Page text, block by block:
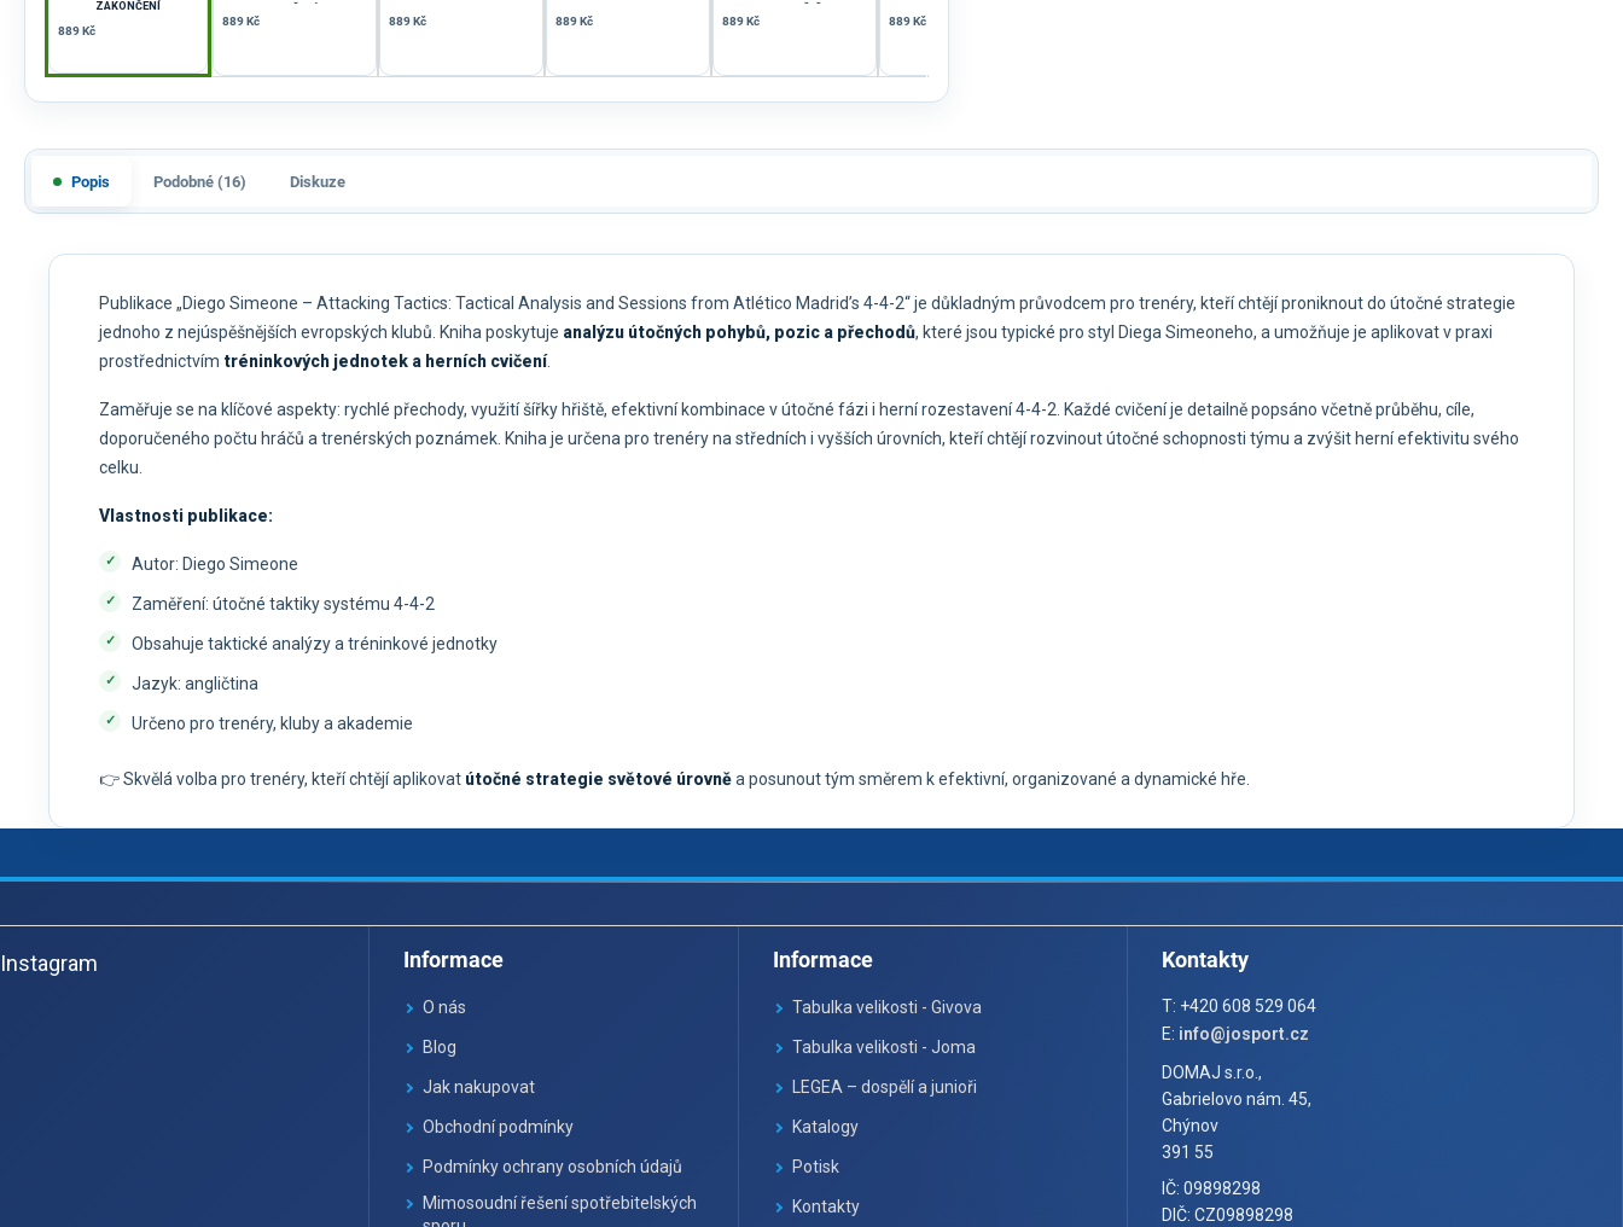
ZAKONČENÍ
889 Kč
889 Kč 889 Kč 889 Kč 889 Kč 889 Kč
Popis Podobné (16) Diskuze
Publikace „Diego Simeone – Attacking Tactics: Tactical Analysis and Sessions from Atlético Madrid’s 4-4-2“ je důkladným průvodcem pro trenéry, kteří chtějí proniknout do útočné strategie
jednoho z nejúspěšnějších evropských klubů. Kniha poskytuje analýzu útočných pohybů, pozic a přechodů, které jsou typické pro styl Diega Simeoneho, a umožňuje je aplikovat v praxi
prostřednictvím tréninkových jednotek a herních cvičení.
Zaměřuje se na klíčové aspekty: rychlé přechody, využití šířky hřiště, efektivní kombinace v útočné fázi i herní rozestavení 4-4-2. Každé cvičení je detailně popsáno včetně průběhu, cíle,
doporučeného počtu hráčů a trenérských poznámek. Kniha je určena pro trenéry na středních i vyšších úrovních, kteří chtějí rozvinout útočné schopnosti týmu a zvýšit herní efektivitu svého
celku.
Vlastnosti publikace:
Autor: Diego Simeone
Zaměření: útočné taktiky systému 4-4-2
Obsahuje taktické analýzy a tréninkové jednotky
Jazyk: angličtina
Určeno pro trenéry, kluby a akademie
👉 Skvělá volba pro trenéry, kteří chtějí aplikovat útočné strategie světové úrovněa posunout tým směrem k efektivní, organizované a dynamické hře.
á
pInstagram Informace
O nás
Blog
Jak nakupovat
Obchodní podmínky
Podmínky ochrany osobních údajů
Mimosoudní řešení spotřebitelských
Informace
Tabulka velikosti - Givova
Tabulka velikosti - Joma
LEGEA – dospělí a junioři
Katalogy
Potisk
Kontakty
Kontakty
T: +420 608 529 064
E: info@josport.cz
DOMAJ s.r.o.,
Gabrielovo nám. 45,
Chýnov
391 55
IČ: 09898298
DIČ: CZ09898298